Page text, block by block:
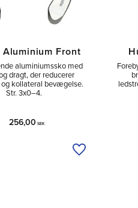
Front
aluminiumssko med
dragt, der reducerer
og kollateral bevægelse.
Str. 3x0–4.
256,00 SEK
Tilføj til